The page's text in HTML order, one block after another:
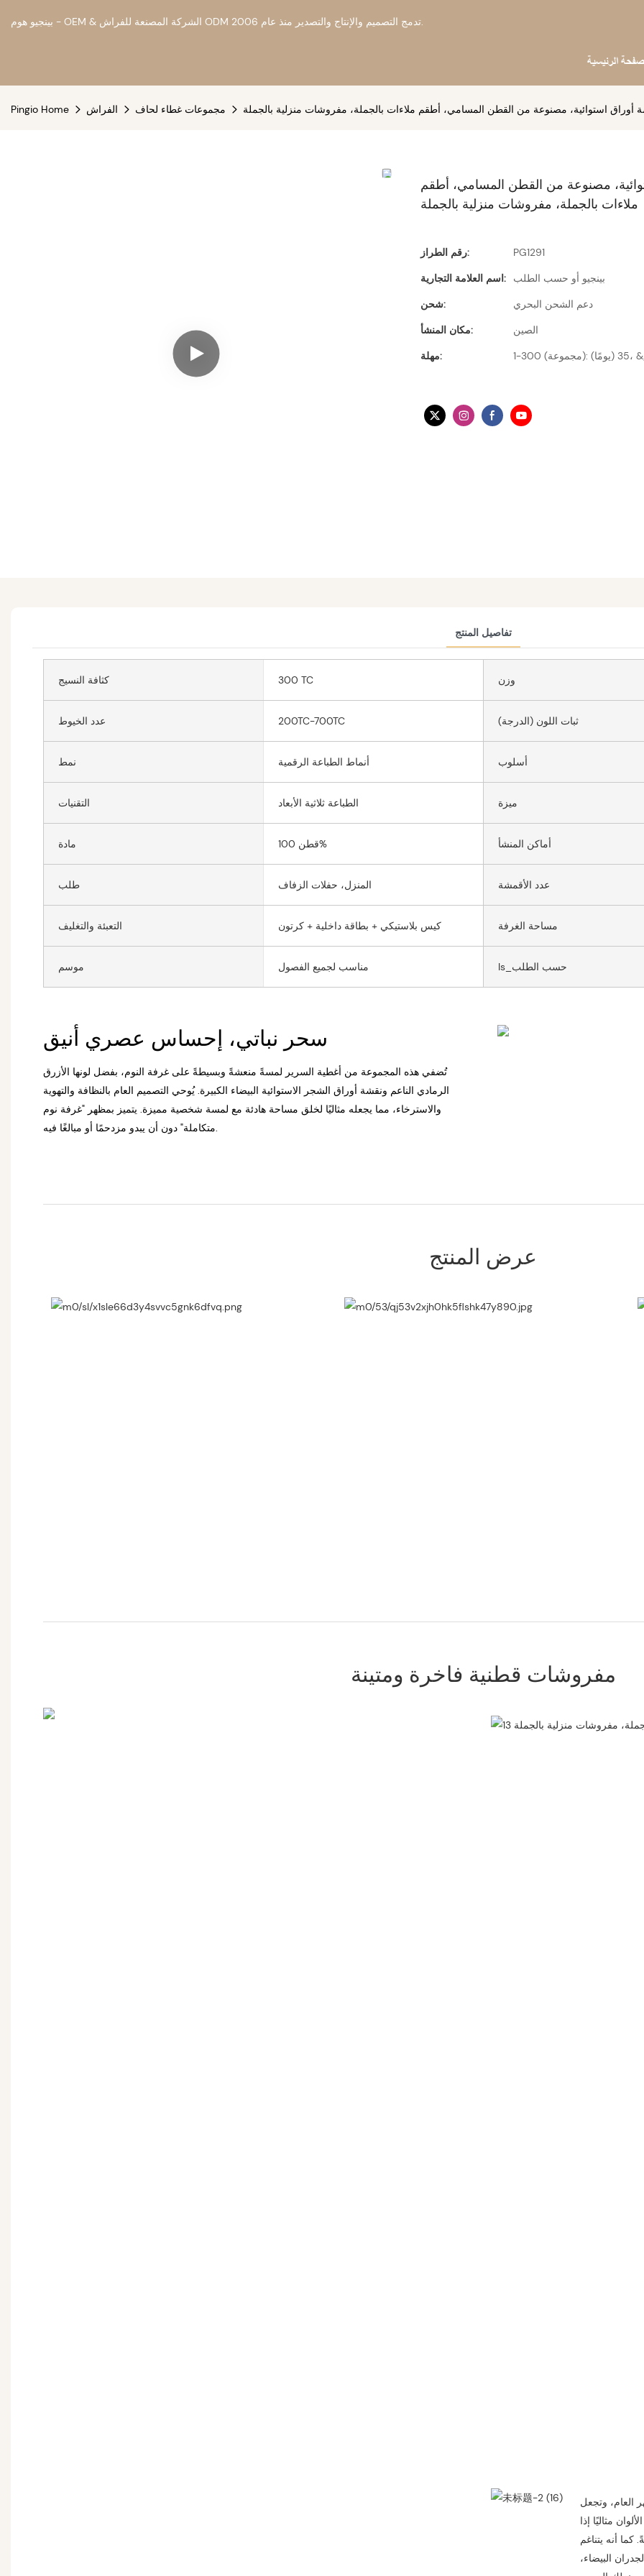
بينجيو هوم - OEM & الشركة المصنعة للفراش ODM تدمج التصميم والإنتاج والتصدير منذ عام 2006.
الرئيسية
Pingio Home الفراش مجموعات غطاء لحاف استوائية، مصنوعة من القطن المسامي، أطقم ملاءات بالجملة، مفروشات منزلية بالجملة
مصنوعة من القطن المسامي، أطقم
ملاءات بالجملة، مفروشات منزلية بالجملة
رقم الطراز:
PG1291
اسم العلامة التجارية:
بينجيو أو حسب الطلب
شحن:
دعم الشحن البحري
مكان المنشأ:
الصين
مهلة:
تفاصيل المنتج
كثافة النسيج 300 TC وزن
عدد الخيوط 200TC-700TC ثبات اللون (الدرجة)
نمط أنماط الطباعة الرقمية أسلوب
التقنيات الطباعة ثلاثية الأبعاد ميزة
مادة قطن 100% أماكن المنشأ
طلب المنزل، حفلات الزفاف عدد الأقمشة
التعبئة والتغليف كيس بلاستيكي + بطاقة داخلية + كرتون مساحة الغرفة
موسم مناسب لجميع الفصول Is_حسب الطلب
سحر نباتي، إحساس عصري أنيق
تُضفي هذه المجموعة من أغطية السرير لمسةً منعشةً وبسيطةً على غرفة النوم، بفضل لونها الأزرق
الرمادي الناعم ونقشة أوراق الشجر الاستوائية البيضاء الكبيرة. يُوحي التصميم العام بالنظافة والتهوية
والاسترخاء، مما يجعله مثاليًا لخلق مساحة هادئة مع لمسة شخصية مميزة. يتميز بمظهر "غرفة نوم
متكاملة" دون أن يبدو مزدحمًا أو مبالغًا فيه.
عرض المنتج
مفروشات قطنية فاخرة ومتينة
العام، وتجعل
مثاليًا إذا
أنه يتناغم
البيضاء،